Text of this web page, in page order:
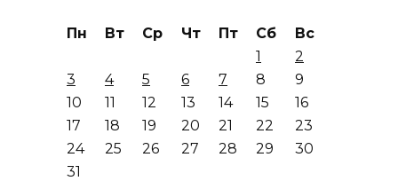
Пн Вт Ср Чт Пт Сб
Вс
1
2
3
4 5 6 7 8
9
10
11 12 13 14 15
16
17
18 19 20 21 22
23
24
25 26 27 28 29
30
31